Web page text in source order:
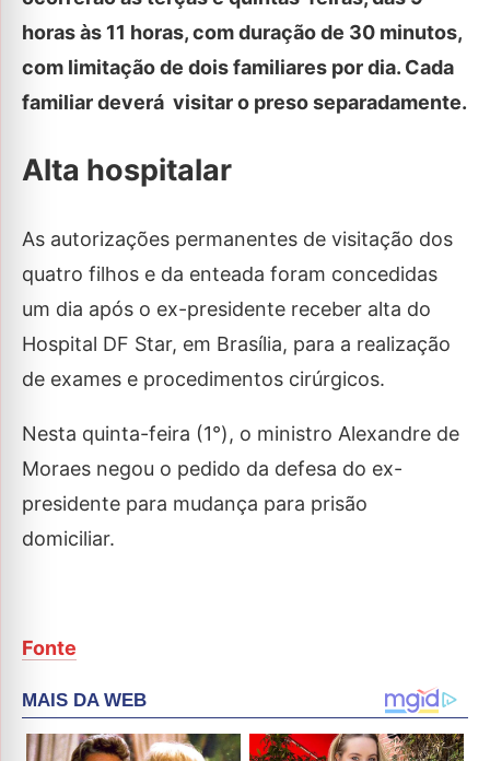
horas às 11 horas, com duração de 30 minutos,
com limitação de dois familiares por dia. Cada
familiar deverá visitar o preso separadamente.
Alta hospitalar
As autorizações permanentes de visitação dos
quatro filhos e da enteada foram concedidas
um dia após o ex-presidente receber alta do
Hospital DF Star, em Brasília, para a realização
de exames e procedimentos cirúrgicos.
Nesta quinta-feira (1°), o ministro Alexandre de
Moraes negou o pedido da defesa do ex-
presidente para mudança para prisão
domiciliar.
Fonte